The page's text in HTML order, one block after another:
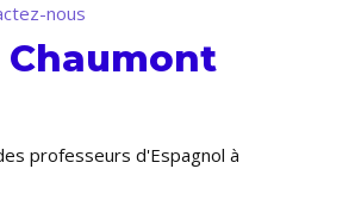
nous
Chaumont
professeurs d'Espagnol à